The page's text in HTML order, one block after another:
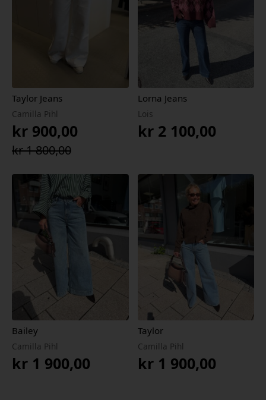
Taylor Jeans
Camilla Pihl
kr1 800,00
Opprinnelig
var:
kr 1
800,00.
kr 900,00
Nåværende
er:
kr 900,00.
Lorna Jeans
Lois
kr2 100,00
Bailey
Camilla Pihl
kr 1 900,00
Taylor
Camilla Pihl
kr1 900,00